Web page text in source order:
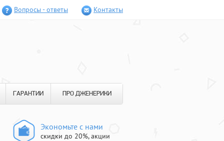
Вопросы - ответы Контакты
ГАРАНТИИ ПРО ДЖЕНЕРИКИ
Экономьте с нами
скидки до 20%, акции